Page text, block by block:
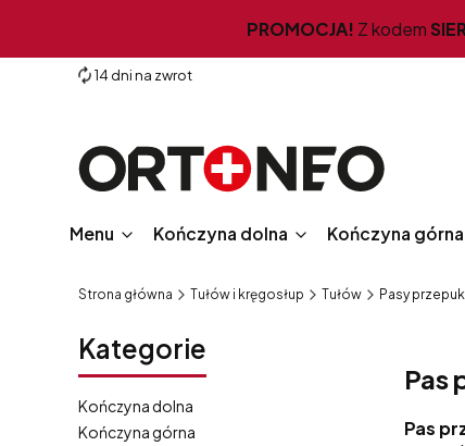
PROMOCJA! Z kodem
14 dni na zwrot
Menu Kończyna dolna Kończyna górna
Strona główna Tułów i kręgosłup Tułów Pasy
Kategorie
Kończyna dolna
Kończyna górna
Pas
Pas